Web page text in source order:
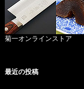
菊一オンラインストア
最近の投稿